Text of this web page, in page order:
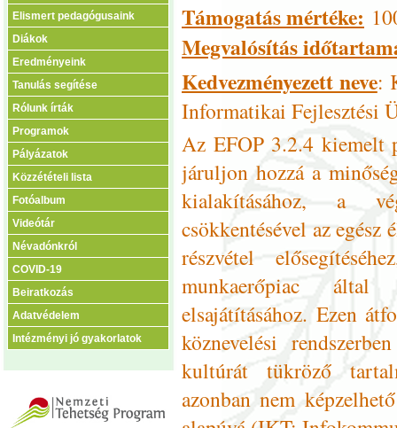
Elismert pedagógusaink
Diákok
Eredményeink
Tanulás segítése
Rólunk írták
Programok
Pályázatok
Közzétételi lista
Fotóalbum
Videótár
Névadónkról
COVID-19
Beiratkozás
Adatvédelem
Intézményi jó gyakorlatok
Támogatás mértéke:
Megvalósítás
Kedvezményezett neve:
Informatikai Fejlesztési
Az EFOP 3.2.4 kiemelt
járuljon hozzá a
kialakításához, a
csökkentésével az
részvétel
munkaerőpiac
elsajátításához. Ezen
köznevelési
kultúrát tükröző
azonban nem